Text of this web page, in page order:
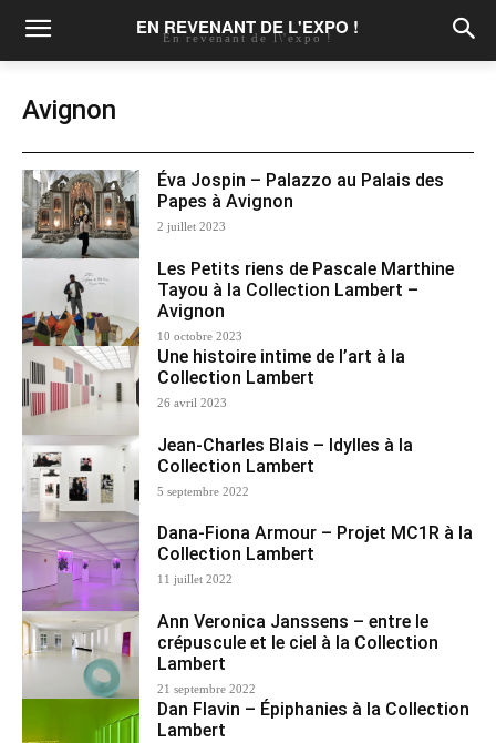
EN REVENANT DE L'EXPO !
En revenant de l\'expo !
Avignon
Éva Jospin – Palazzo au Palais des
Papes à Avignon
2 juillet 2023
Les Petits riens de Pascale Marthine
Tayou à la Collection Lambert –
Avignon
10 octobre 2023
Une histoire intime de l’art à la
Collection Lambert
26 avril 2023
Jean-Charles Blais – Idylles à la
Collection Lambert
5 septembre 2022
Dana-Fiona Armour – Projet MC1R à la
Collection Lambert
11 juillet 2022
Ann Veronica Janssens – entre le
crépuscule et le ciel à la Collection
Lambert
21 septembre 2022
Dan Flavin – Épiphanies à la Collection
Lambert